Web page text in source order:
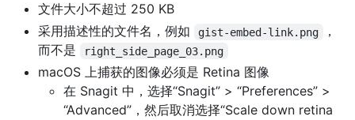
文件大小不超过 250 KB
采用描述性的文件名，例如
gist-embed-link.png
，
而不是
right_side_page_03.png
macOS 上捕获的图像必须是 Retina 图像
在 Snagit 中，选择“Snagit” > “Preferences” >
“Advanced”，然后取消选择“Scale down retina